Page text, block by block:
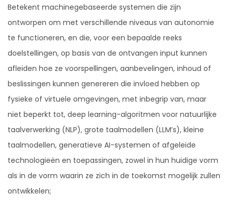
Betekent machinegebaseerde systemen die zijn
ontworpen om met verschillende niveaus van autonomie
te functioneren, en die, voor een bepaalde reeks
doelstellingen, op basis van de ontvangen input kunnen
afleiden hoe ze voorspellingen, aanbevelingen, inhoud of
beslissingen kunnen genereren die invloed hebben op
fysieke of virtuele omgevingen, met inbegrip van, maar
niet beperkt tot, deep learning-algoritmen voor natuurlijke
taalverwerking (NLP), grote taalmodellen (LLM’s), kleine
taalmodellen, generatieve AI-systemen of afgeleide
technologieën en toepassingen, zowel in hun huidige vorm
als in de vorm waarin ze zich in de toekomst mogelijk zullen
ontwikkelen;